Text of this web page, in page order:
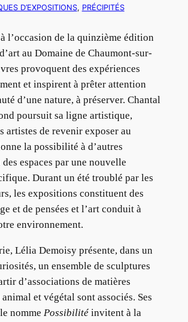
D’EXPOSITIONS, PRÉCIPITÉS
l’occasion de la quinzième édition
au Domaine de Chaumont-sur-
provoquent des expériences
et inspirent à prêter attention
d’une nature, à préserver. Chantal
poursuit sa ligne artistique,
artistes de revenir exposer au
la possibilité à d’autres
espaces par une nouvelle
Durant un été troublé par les
les expositions constituent des
et de pensées et l’art conduit à
environnement.
Lélia Demoisy présente, dans un
un ensemble de sculptures
d’associations de matières
et végétal sont associés. Ses
nomme Possibilitéinvitent à la